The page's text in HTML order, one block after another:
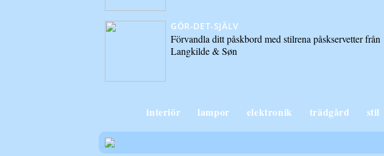
GÖR-DET-SJÄLV
Förvandla ditt påskbord med stilrena påskservetter från
Langkilde & Søn
interiör lampor elektronik trädgård stil